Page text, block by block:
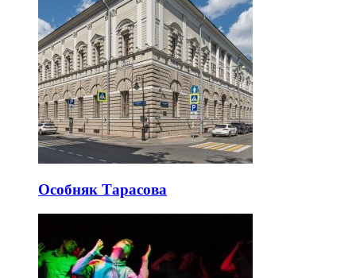
Особняк Тарасова